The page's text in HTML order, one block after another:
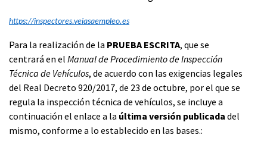
https://inspectores.veiasaempleo.es
Para la realización de la PRUEBA ESCRITA, que se
centrará en el Manual de Procedimiento de Inspección
Técnica de Vehículos, de acuerdo con las exigencias legales
del Real Decreto 920/2017, de 23 de octubre, por el que se
regula la inspección técnica de vehículos, se incluye a
continuación el enlace a la última versión publicada del
mismo, conforme a lo establecido en las bases.: